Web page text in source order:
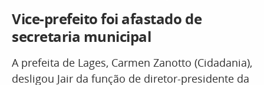
Vice-prefeito foi afastado de
secretaria municipal
A prefeita de Lages, Carmen Zanotto (Cidadania),
desligou Jair da função de diretor-presidente da